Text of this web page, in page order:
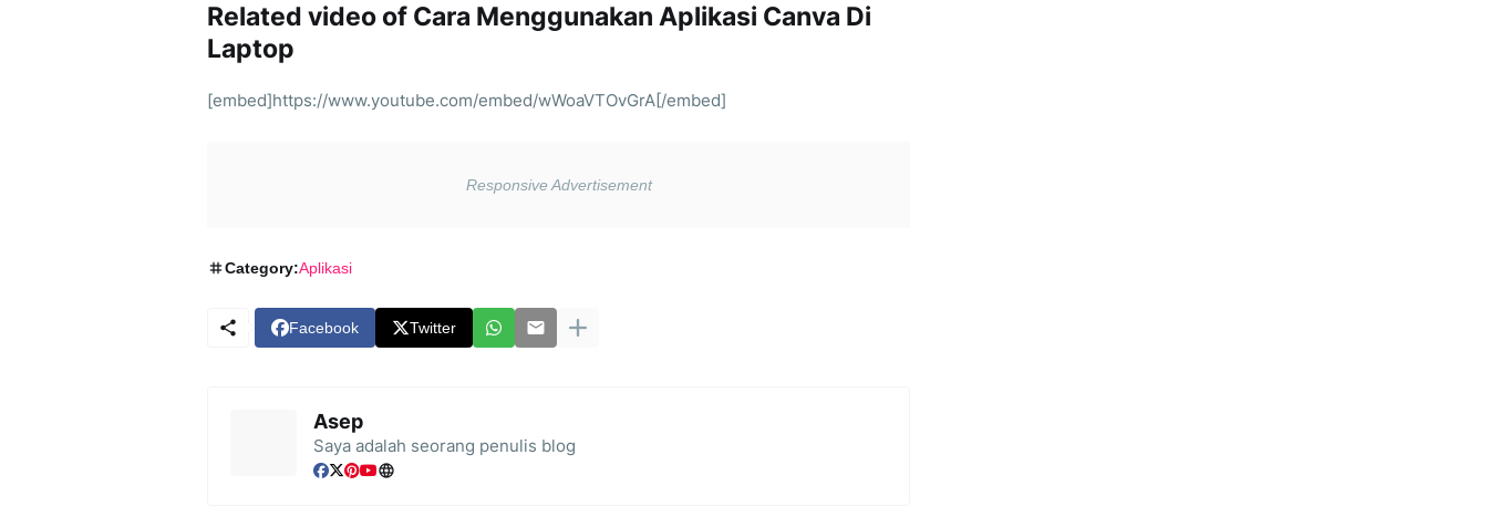
Related video of Cara Menggunakan Aplikasi Canva Di
Laptop
[embed]https://www.youtube.com/embed/wWoaVTOvGrA[/embed]
Category:Aplikasi
Facebook Twitter
Asep
Saya adalah seorang penulis blog